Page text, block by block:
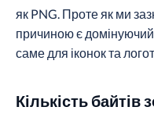
як PNG. Проте як ми
причиною є
саме для іконок та
Кількість байтів